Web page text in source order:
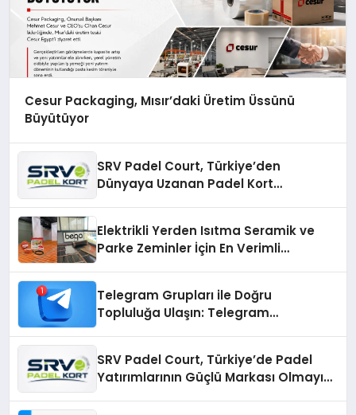
Cesur Packaging, Mısır’daki Üretim Üssünü
Büyütüyor
SRV Padel Court, Türkiye’den
Dünyaya Uzanan Padel Kort
Elektrikli Yerden Isıtma Seramik ve
Parke Zeminler İçin En Verimli
Telegram Grupları ile Doğru
Topluluğa Ulaşın: Telegram
SRV Padel Court, Türkiye’de Padel
Yatırımlarının Güçlü Markası Olmayı